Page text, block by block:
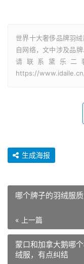
世界十大奢侈品牌羽
自网络，文中涉及品
请联系黛乐二
https://
生成海报
哪个牌子的羽绒服
« 上一篇
蒙口和加拿大鹅哪
绒服，有点纠结